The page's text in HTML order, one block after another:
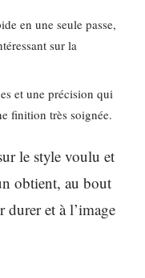
en une seule passe,
sur la
et une précision qui
finition très soignée.
le style voulu et
obtient, au bout
durer et à l’image